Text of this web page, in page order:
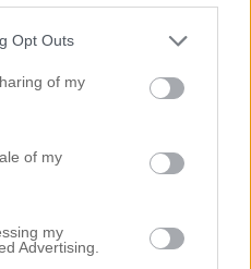
Opt Outs
of my
of my
my
Advertising.
himla nöjd med
SÅ snygg. Har
komplimanger,
älskade den